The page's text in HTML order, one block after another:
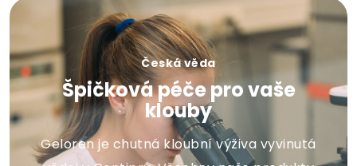
Česká věda
Špičková péče pro vaše
klouby
Geloren je chutná kloubní výživa vyvinutá